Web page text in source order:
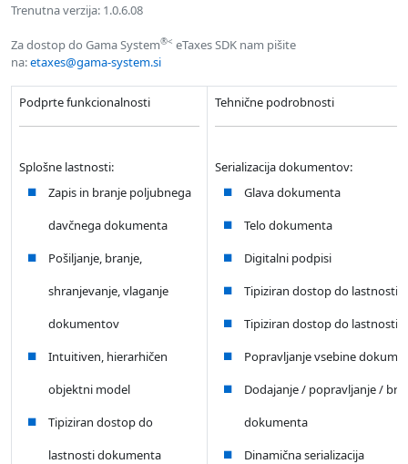
Trenutna verzija: 1.0.6.08
Za dostop do Gama System®< eTaxes SDK nam pišite
na:etaxes@gama-system.si
Podprte funkcionalnosti
Splošne lastnosti:
Zapis in branje poljubnega
davčnega dokumenta
Pošiljanje, branje,
shranjevanje, vlaganje
dokumentov
Intuitiven, hierarhičen
objektni model
Tipiziran dostop do
lastnosti dokumenta
Tehnične podrobnosti
Serializacija dokumentov:
Glava dokumenta
Telo dokumenta
Digitalni podpisi
Tipiziran dostop do lastnosti
Tipiziran dostop do lastnosti
Popravljanje vsebine
Dodajanje / popravljanje /
dokumenta
Dinamična serializacija